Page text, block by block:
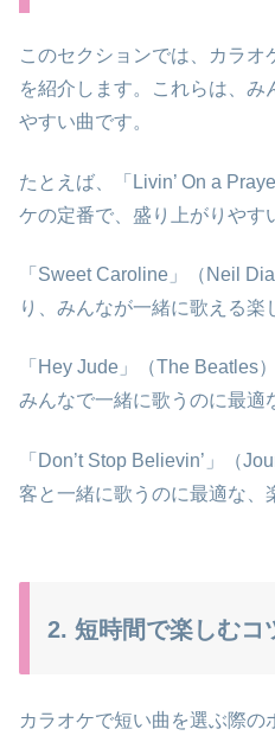
このセクションでは、カラオ
を紹介します。これらは、
やすい曲です。
たとえば、「Livin’ On a
ケの定番で、盛り上がりやす
「Sweet Caroline」（Neil
り、みんなが一緒に歌える楽
「Hey Jude」（The Beatles
みんなで一緒に歌うのに最適
「Don’t Stop Believin’」（
客と一緒に歌うのに最適な、
2. 短時間で楽しむコ
カラオケで短い曲を選ぶ際